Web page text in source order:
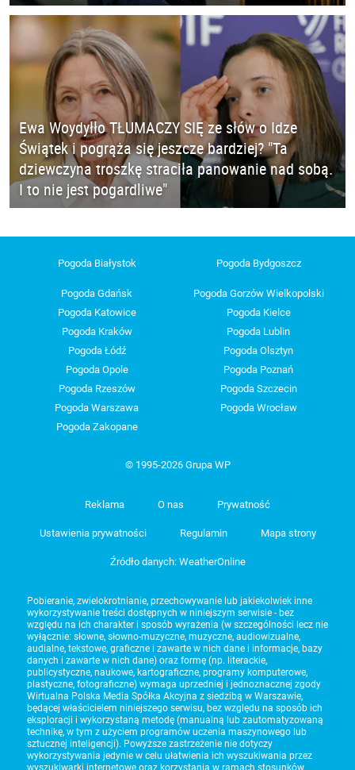
Ewa Woydyłło TŁUMACZY SIĘ ze słów o Idze
Świątek i pogrąża się jeszcze bardziej? "Ta
dziewczyna troszkę straciła panowanie nad sobą.
I to nie jest pogardliwe"
Pogoda Białystok Pogoda Bydgoszcz
Pogoda Gdańsk
Pogoda Gorzów Wielkopolski
Pogoda Katowice
Pogoda Kielce
Pogoda Kraków
Pogoda Lublin
Pogoda Łódź
Pogoda Olsztyn
Pogoda Opole
Pogoda Poznań
Pogoda Rzeszów
Pogoda Szczecin
Pogoda Warszawa
Pogoda Wrocław
Pogoda Zakopane
© 1995-2026 Grupa WP
Reklama O nas Prywatność
Ustawienia prywatności Regulamin Mapa strony
Źródło danych: WeatherOnline
Pobieranie, zwielokrotnianie, przechowywanie lub jakiekolwiek inne
wykorzystywanie treści dostępnych w niniejszym serwisie - bez
względu na ich charakter i sposób wyrażenia (w szczególności lecz nie
wyłącznie: słowne, słowno-muzyczne, muzyczne, audiowizualne,
audialne, tekstowe, graficzne i zawarte w nich dane i informacje, bazy
danych i zawarte w nich dane) oraz formę (np. literackie,
publicystyczne, naukowe, kartograficzne, programy komputerowe,
plastyczne, fotograficzne) wymaga uprzedniej i jednoznacznej zgody
Wirtualna Polska Media Spółka Akcyjna z siedzibą w Warszawie,
będącej właścicielem niniejszego serwisu, bez względu na sposób ich
eksploracji i wykorzystaną metodę (manualną lub zautomatyzowaną
technikę, w tym z użyciem programów uczenia maszynowego lub
sztucznej inteligencji). Powyższe zastrzeżenie nie dotyczy
wykorzystywania jedynie w celu ułatwienia ich wyszukiwania przez
wyszukiwarki internetowe oraz korzystania w ramach stosunków